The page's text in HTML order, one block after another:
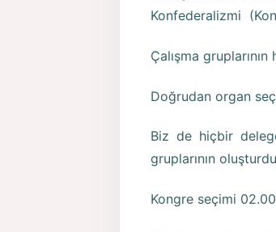
Konfederalizmi
Çalışma
Doğrudan organ
Biz de hiçbir
gruplarının
Kongre seçimi